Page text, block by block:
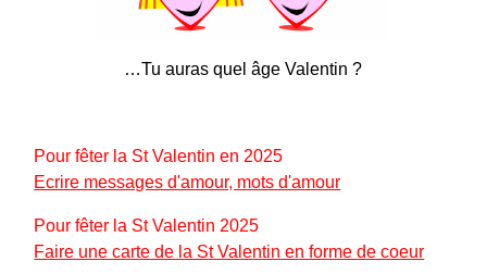
…Tu auras quel âge Valentin ?
Pour fêter la St Valentin en 2025
Ecrire messages d'amour, mots d'amour
Pour fêter la St Valentin 2025
Faire une carte de la St Valentin en forme de coeur